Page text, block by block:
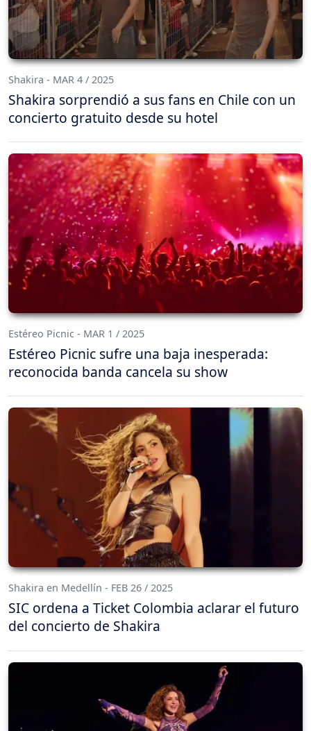
Shakira - MAR 4 / 2025
Shakira sorprendió a sus fans en Chile con un
concierto gratuito desde su hotel
Estéreo Picnic - MAR 1 / 2025
Estéreo Picnic sufre una baja inesperada:
reconocida banda cancela su show
Shakira en Medellín - FEB 26 / 2025
SIC ordena a Ticket Colombia aclarar el futuro
del concierto de Shakira